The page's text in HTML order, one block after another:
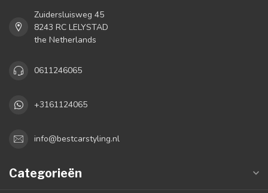
Zuidersluisweg 45
8243 RC LELYSTAD
the Netherlands
0611246065
+3161124065
info@bestcarstyling.nl
Categorieën